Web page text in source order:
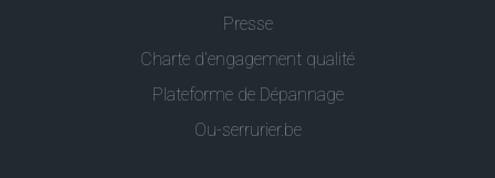
Presse
Charte d’engagement qualité
Plateforme de Dépannage
Ou-serrurier.be